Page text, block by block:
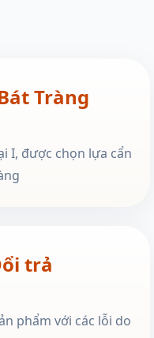
Tràng
I, được chọn lựa cẩn
trả
phẩm với các lỗi do